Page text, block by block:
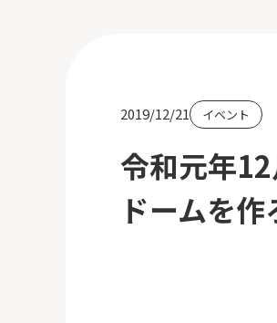
2019/12/21 イベント
令和元年
ドームを作